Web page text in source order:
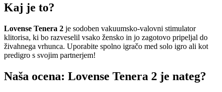
Kaj je to?
Lovense Tenera 2 je sodoben vakuumsko-valovni stimulator
klitorisa, ki bo razveselil vsako žensko in jo zagotovo pripeljal do
živahnega vrhunca. Uporabite spolno igračo med solo igro ali kot
predigro s svojim partnerjem!
Naša ocena: Lovense Tenera 2 je nateg?